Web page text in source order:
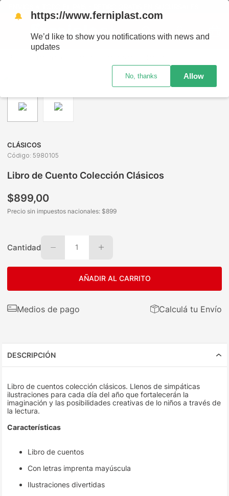
CLÁSICOS
Código:5980105
Libro de Cuento Colección Clásicos
$899,00
Precio sin impuestos nacionales: $899
Cantidad 1
AÑADIR AL CARRITO
Medios de pago Calculá tu Envío
DESCRIPCIÓN
Libro de cuentos colección clásicos. Llenos de simpáticas
ilustraciones para cada día del año que fortalecerán la
imaginación y las posibilidades creativas de lo niños a través de
la lectura.
Características
Libro de cuentos
Con letras imprenta mayúscula
Ilustraciones divertidas
🔔 https://www.ferniplast.com
We’d like to show you notifications with news and
updates
No, thanks Allow